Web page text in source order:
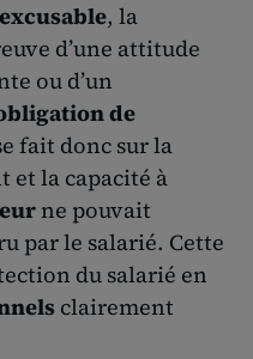
, la
d’une attitude
ou d’un
de
fait donc sur la
et la capacité à
ne pouvait
par le salarié. Cette
du salarié en
clairement